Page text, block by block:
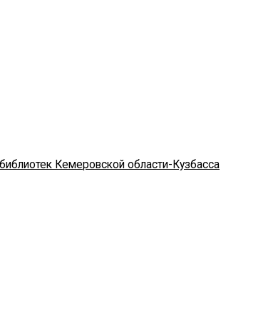
Кемеровской области-Кузбасса